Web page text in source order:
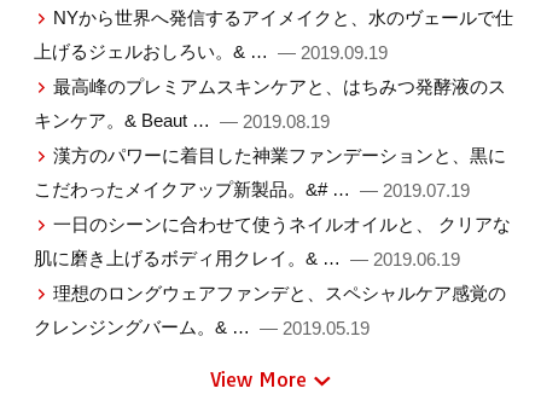
NYから世界へ発信するアイメイクと、水のヴェールで仕
上げるジェルおしろい。& … — 2019.09.19
最高峰のプレミアムスキンケアと、はちみつ発酵液のス
キンケア。& Beaut … — 2019.08.19
漢方のパワーに着目した神業ファンデーションと、黒に
こだわったメイクアップ新製品。&# … — 2019.07.19
一日のシーンに合わせて使うネイルオイルと、 クリアな
肌に磨き上げるボディ用クレイ。& … — 2019.06.19
理想のロングウェアファンデと、スペシャルケア感覚の
クレンジングバーム。& … — 2019.05.19
View More